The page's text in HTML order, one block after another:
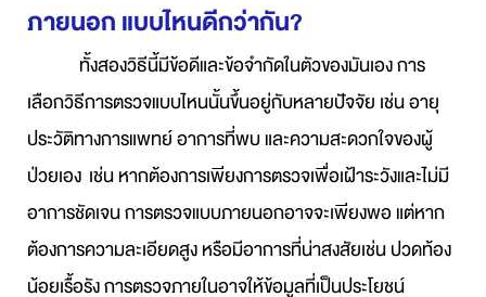
ภายนอก แบบไหนดีกว่ากัน?
ทั้งสองวิธีนี้มีข้อดีและข้อจำกัดในตัวของมันเอง การ
เลือกวิธีการตรวจแบบไหนนั้นขึ้นอยู่กับหลายปัจจัย เช่น อายุ
ประวัติทางการแพทย์ อาการที่พบ และความสะดวกใจของผู้
ป่วยเอง เช่น หากต้องการเพียงการตรวจเพื่อเฝ้าระวังและไม่มี
อาการชัดเจน การตรวจแบบภายนอกอาจจะเพียงพอ แต่หาก
ต้องการความละเอียดสูง หรือมีอาการที่น่าสงสัยเช่น ปวดท้อง
น้อยเรื้อรัง การตรวจภายในอาจให้ข้อมูลที่เป็นประโยชน์